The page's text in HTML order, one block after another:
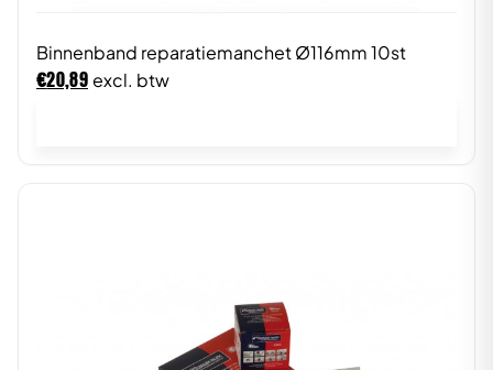
Binnenband reparatiemanchet Ø116mm 10st
€20,89 excl. btw